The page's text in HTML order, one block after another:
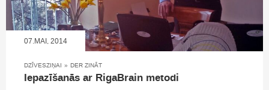
07.MAI, 2014
DZĪVESZIŅAI » DER ZINĀT
Iepazīšanās ar RigaBrain metodi